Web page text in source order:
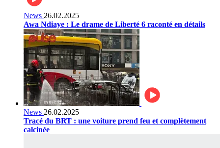
News 26.02.2025
Awa Ndiaye : Le drame de Liberté 6 raconté en détails
News 26.02.2025
Tracé du BRT : une voiture prend feu et complètement
calcinée